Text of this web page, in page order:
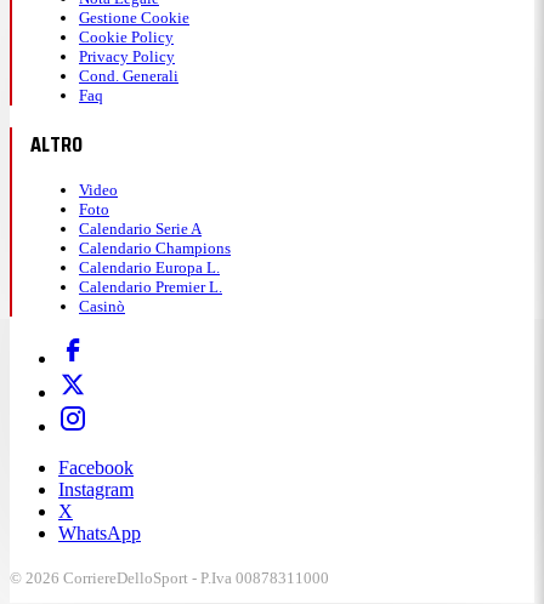
Gestione Cookie
Cookie Policy
Privacy Policy
Cond. Generali
Faq
ALTRO
Video
Foto
Calendario Serie A
Calendario Champions
Calendario Europa L.
Calendario Premier L.
Casinò
Facebook
Instagram
X
WhatsApp
© 2026 CorriereDelloSport - P.Iva 00878311000